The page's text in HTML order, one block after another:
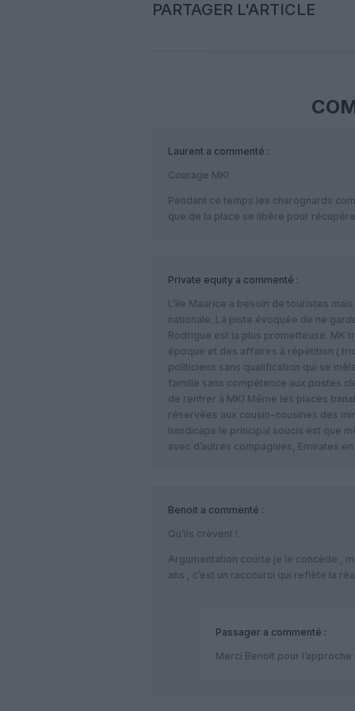
PARTAGER L'ARTICLE
Laurent a commenté :
Courage MK!
Pendant ce temps les charognards
que de la place se libère pour
Private equity a commenté :
L’ile Maurice a besoin de touristes
nationale. La piste évoquée de ne
Rodrigue est la plus prometteuse. MK
époque et des affaires à répétition (
politiciens sans qualification qui se
famille sans compétence aux postes
de rentrer à MK) Même les places
réservées aux cousin-cousines des
handicaps le principal soucis est que
avec d’autres compagnies, Emirates
Benoit a commenté :
Qu’ils crèvent !.
Argumentation courte je le concède ,
ans , c’est un raccourci qui reflète la
Passager a commenté :
Merci Benoit pour